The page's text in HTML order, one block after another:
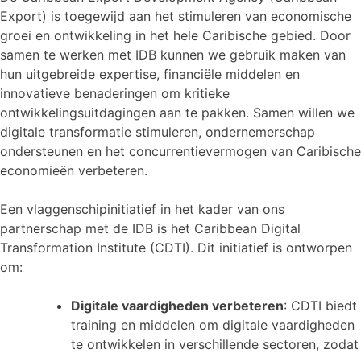
Export) is toegewijd aan het stimuleren van economische
groei en ontwikkeling in het hele Caribische gebied. Door
samen te werken met IDB kunnen we gebruik maken van
hun uitgebreide expertise, financiële middelen en
innovatieve benaderingen om kritieke
ontwikkelingsuitdagingen aan te pakken. Samen willen we
digitale transformatie stimuleren, ondernemerschap
ondersteunen en het concurrentievermogen van Caribische
economieën verbeteren.
Een vlaggenschipinitiatief in het kader van ons
partnerschap met de IDB is het Caribbean Digital
Transformation Institute (CDTI). Dit initiatief is ontworpen
om:
Digitale vaardigheden verbeteren: CDTI biedt
training en middelen om digitale vaardigheden
te ontwikkelen in verschillende sectoren, zodat